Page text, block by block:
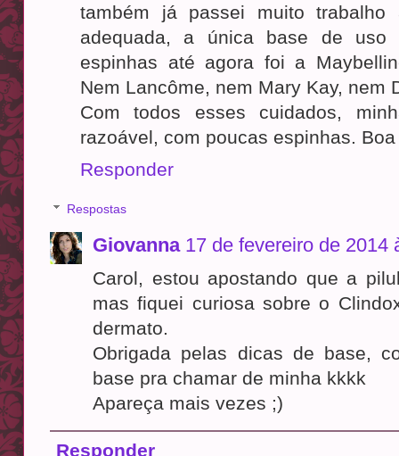
também já passei muito trabalho
adequada, a única base de
espinhas até agora foi a
Nem Lancôme, nem Mary Kay, nem
Com todos esses cuidados,
razoável, com poucas espinhas.
Responder
Respostas
Giovanna 17 de fevereiro de 2014
Carol, estou apostando que a
mas fiquei curiosa sobre o
dermato.
Obrigada pelas dicas de base,
base pra chamar de minha kkkk
Apareça mais vezes ;)
Responder